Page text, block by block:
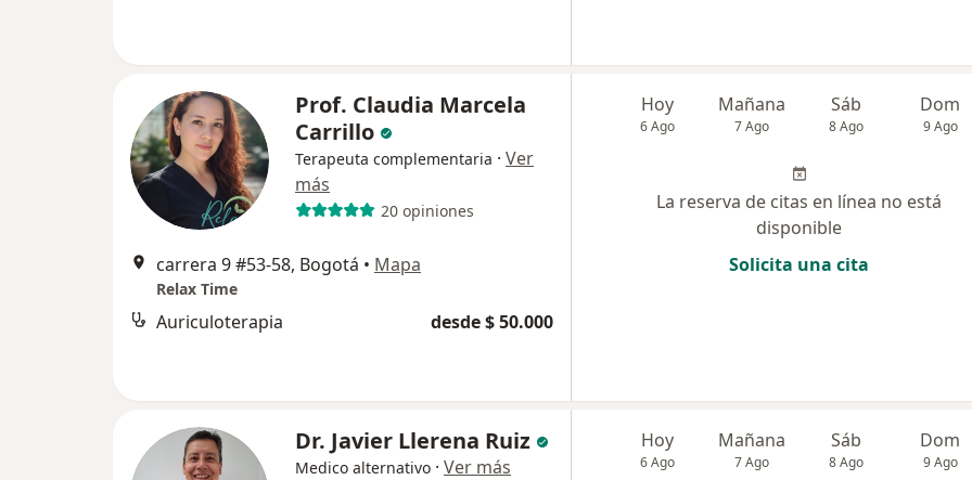
Prof. Claudia Marcela
Carrillo
Terapeuta complementaria · Ver
más
20 opiniones
carrera 9 #53-58, Bogotá • Mapa
Relax Time
Auriculoterapia desde $ 50.000
Hoy
6 Ago
Mañana
7 Ago
Sáb
8 Ago
Dom
9 Ago
La reserva de citas en línea no está
disponible
Solicita una cita
Dr. Javier Llerena Ruiz
Medico alternativo · Ver más
Hoy
6 Ago
Mañana
7 Ago
Sáb
8 Ago
Dom
9 Ago